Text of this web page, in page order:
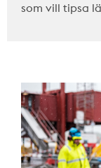
som vill tipsa